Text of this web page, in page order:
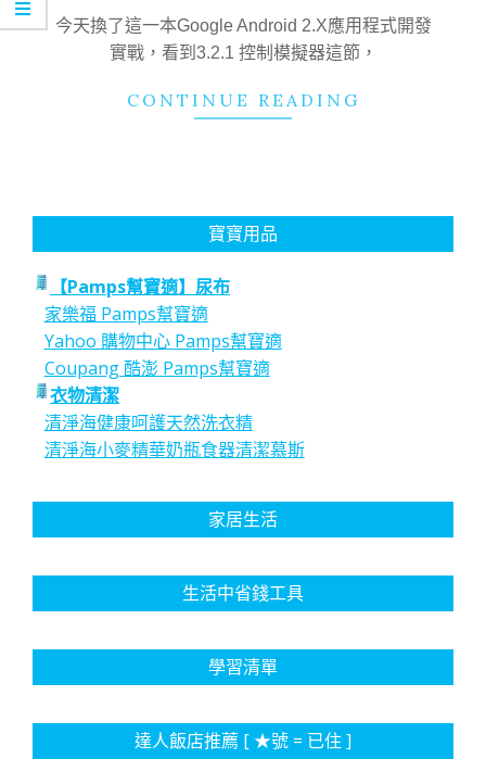
15
今天換了這一本Google Android 2.X應用程式開發
實戰，看到3.2.1 控制模擬器這節，
CONTINUE READING
寶寶用品
【Pamps幫寶適】尿布
家樂福 Pamps幫寶適
Yahoo 購物中心 Pamps幫寶適
Coupang 酷澎 Pamps幫寶適
衣物清潔
清淨海健康呵護天然洗衣精
清淨海小麥精華奶瓶食器清潔慕斯
家居生活
生活中省錢工具
學習清單
達人飯店推薦 [ ★號 = 已住 ]